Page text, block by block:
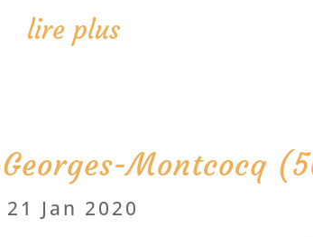
lire plus
Montcocq
21 Jan 2020